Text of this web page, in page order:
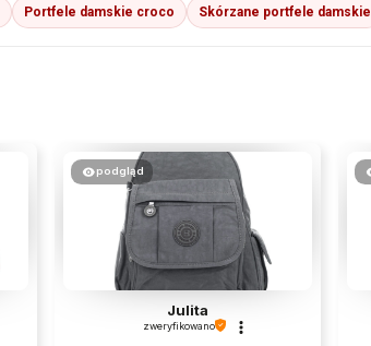
Portfele damskie croco Skórzane portfele damskie
podgląd
Julita
zweryfikowano